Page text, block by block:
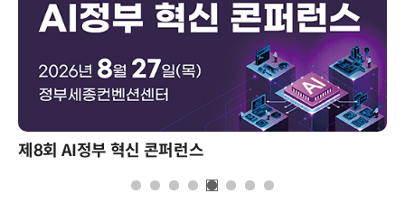
제8회 AI정부 혁신 콘퍼런스